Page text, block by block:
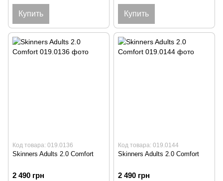
Купить Купить
Код товара: 019.0136
Skinners Adults 2.0 Comfort
2 490 грн
Код товара: 019.0144
Skinners Adults 2.0 Comfort
2 490 грн